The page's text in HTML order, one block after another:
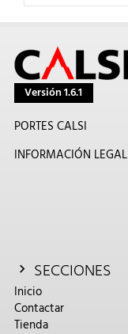
Versión 1.6.1
PORTES CALSI
INFORMACIÓN LEGAL
SECCIONES
Inicio
Contactar
Tienda